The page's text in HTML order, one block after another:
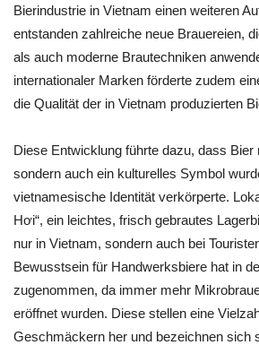
Bierindustrie in Vietnam einen weiteren
entstanden zahlreiche neue Brauereien,
als auch moderne Brautechniken
internationaler Marken förderte zudem
die Qualität der in Vietnam produzierten
Diese Entwicklung führte dazu, dass Bier
sondern auch ein kulturelles Symbol
vietnamesische Identität verkörperte.
Hơi“, ein leichtes, frisch gebrautes
nur in Vietnam, sondern auch bei
Bewusstsein für Handwerksbiere hat in
zugenommen, da immer mehr
eröffnet wurden. Diese stellen eine
Geschmäckern her und bezeichnen sich